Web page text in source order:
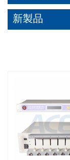
新製品